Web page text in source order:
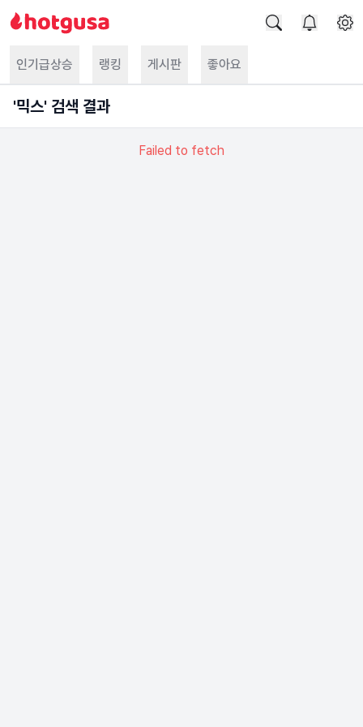
인기급상승 랭킹 게시판 좋아요
'믹스' 검색 결과
Failed to fetch